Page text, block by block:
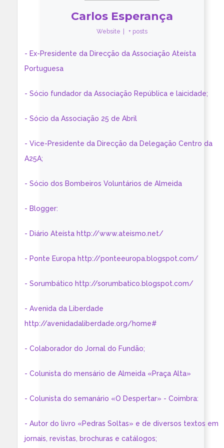
Carlos Esperança
Website + posts
- Ex-Presidente da Direcção da Associação Ateísta
Portuguesa
- Sócio fundador da Associação República e laicidade;
- Sócio da Associação 25 de Abril
- Vice-Presidente da Direcção da Delegação Centro da
A25A;
- Sócio dos Bombeiros Voluntários de Almeida
- Blogger:
- Diário Ateísta http://www.ateismo.net/
- Ponte Europa http://ponteeuropa.blogspot.com/
- Sorumbático http://sorumbatico.blogspot.com/
- Avenida da Liberdade
http://avenidadaliberdade.org/home#
- Colaborador do Jornal do Fundão;
- Colunista do mensário de Almeida «Praça Alta»
- Colunista do semanário «O Despertar» - Coimbra:
- Autor do livro «Pedras Soltas» e de diversos textos em
jornais, revistas, brochuras e catálogos;